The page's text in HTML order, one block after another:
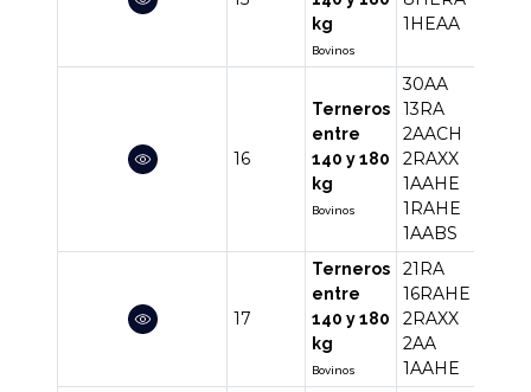
kg
Bovinos
1HEAA
16
Terneros
entre
140 y 180
kg
Bovinos
30AA
13RA
2AACH
2RAXX
1AAHE
1RAHE
1AABS
17
Terneros
entre
140 y 180
kg
Bovinos
21RA
16RAHE
2RAXX
2AA
1AAHE